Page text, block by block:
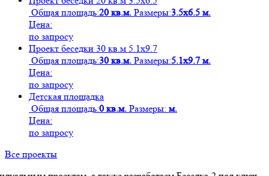
Общая площадь:20 кв.м. Размеры:3.5х6.5 м.
Цена:
по запросу
Проект беседки 30 кв.м 5.1х9.7
Общая площадь:30 кв.м. Размеры:5.1х9.7 м.
Цена:
по запросу
Детская площадка
Общая площадь:0 кв.м. Размеры: м.
Цена:
по запросу
Все проекты